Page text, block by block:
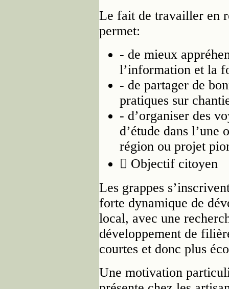
Le fait de travailler en
permet:
- de mieux
l’information et la
- de partager de
pratiques sur
- d’organiser des
d’étude dans l’une
région ou projet
 Objectif citoyen
Les grappes
forte dynamique de
local, avec une
développement de
courtes et donc plus
Une motivation